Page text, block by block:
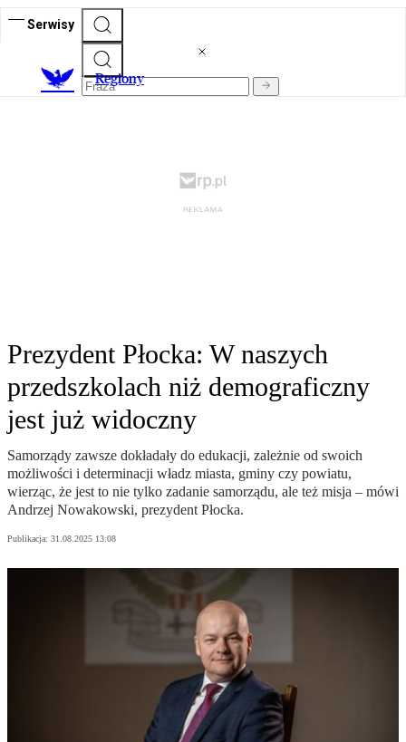
Serwisy
Regiony
Prezydent Płocka: W naszych
przedszkolach niż demograficzny
jest już widoczny
Samorządy zawsze dokładały do edukacji, zależnie od swoich
możliwości i determinacji władz miasta, gminy czy powiatu,
wierząc, że jest to nie tylko zadanie samorządu, ale też misja – mówi
Andrzej Nowakowski, prezydent Płocka.
Publikacja: 31.08.2025 13:08